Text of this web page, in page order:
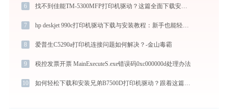
6 找不到佳能TM-5300MFP打印机驱动？这篇全面下载安装指南帮到你
7 hp deskjet 990c打印机驱动下载与安装教程：新手也能轻松搞定
8 爱普生C5290a打印机连接问题如何解决？-金山毒霸
9 税控发票开票 MainExecuteS.exe错误码0xc000000d处理办法
10 如何轻松下载和安装兄弟B7500D打印机驱动？跟着这篇指南走